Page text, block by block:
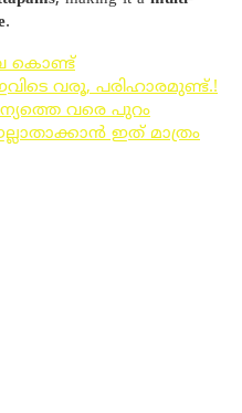
.
കൊണ്ട്
വരൂ, പരിഹാരമുണ്ട്.!
വരെ പുറം
ഇത് മാത്രം